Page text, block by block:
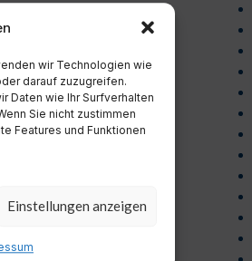
wir Technologien wie
darauf zuzugreifen.
Daten wie Ihr Surfverhalten
Sie nicht zustimmen
Features und Funktionen
Einstellungen anzeigen